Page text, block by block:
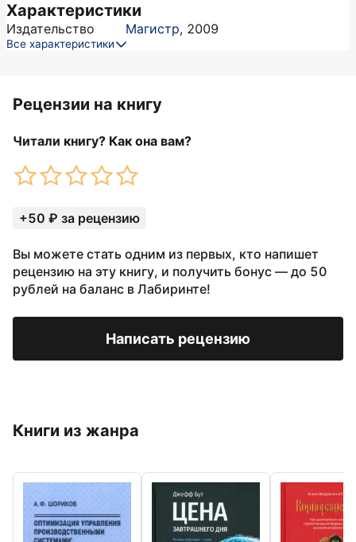
Характеристики
Издательство Магистр, 2009
Все характеристики
Рецензии на книгу
Читали книгу? Как она вам?
+50 ₽ за рецензию
Вы можете стать одним из первых, кто напишет
рецензию на эту книгу, и получить бонус — до 50
рублей на баланс в Лабиринте!
Написать рецензию
Книги из жанра